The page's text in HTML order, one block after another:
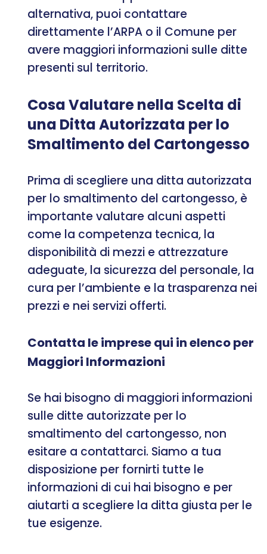
alternativa, puoi contattare
direttamente l’ARPA o il Comune per
avere maggiori informazioni sulle ditte
presenti sul territorio.
Cosa Valutare nella Scelta di
una Ditta Autorizzata per lo
Smaltimento del Cartongesso
Prima di scegliere una ditta autorizzata
per lo smaltimento del cartongesso, è
importante valutare alcuni aspetti
come la competenza tecnica, la
disponibilità di mezzi e attrezzature
adeguate, la sicurezza del personale, la
cura per l’ambiente e la trasparenza nei
prezzi e nei servizi offerti.
Contatta le imprese qui in elenco per
Maggiori Informazioni
Se hai bisogno di maggiori informazioni
sulle ditte autorizzate per lo
smaltimento del cartongesso, non
esitare a contattarci. Siamo a tua
disposizione per fornirti tutte le
informazioni di cui hai bisogno e per
aiutarti a scegliere la ditta giusta per le
tue esigenze.